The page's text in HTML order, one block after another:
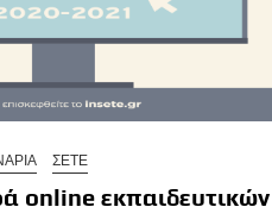
ΣΕΤΕ
οnline εκπαιδευτικών